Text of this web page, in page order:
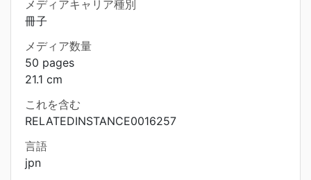
メディアキャリア種別
冊子
メディア数量
50 pages
21.1 cm
これを含む
RELATEDINSTANCE0016257
言語
jpn